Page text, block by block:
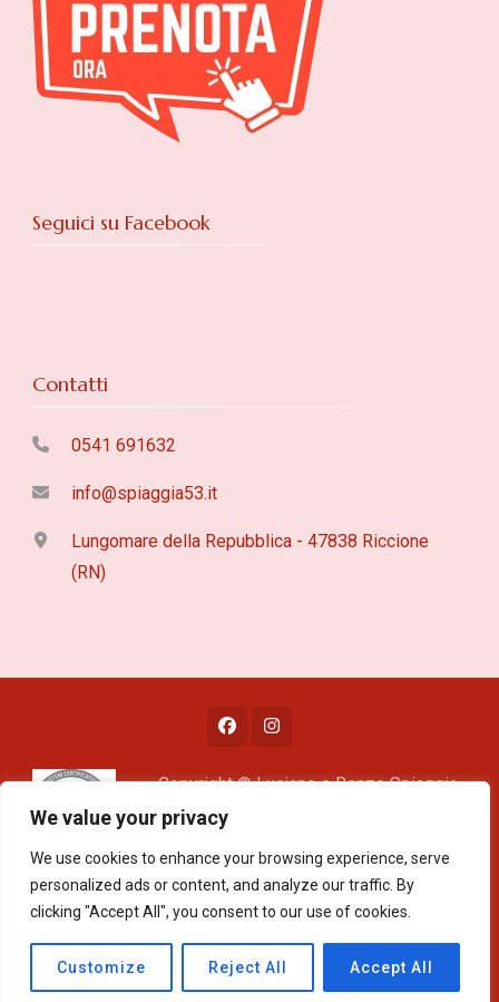
We value your privacy
We use cookies to enhance your browsing experience, serve
personalized ads or content, and analyze our traffic. By
clicking "Accept All", you consent to our use of cookies.
Customize Reject All Accept All
Seguici su Facebook
Contatti
0541 691632
info@spiaggia53.it
Lungomare della Repubblica - 47838 Riccione
(RN)
Copyright © Luciano e Renzo Spiaggia
53 Riccione - Lungomare della
Repubblica - Riccione - email:
info@spiaggia53.it - CF e P.IVA
02212020404
Blossom Spa | Sviluppato daBlossom Themes.
Powered by
WordPress Cookie Policy